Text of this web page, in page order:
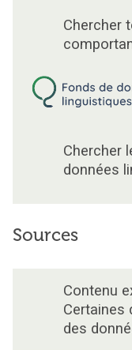
Chercher
Chercher
données
Sources
Contenu
Certaines
des